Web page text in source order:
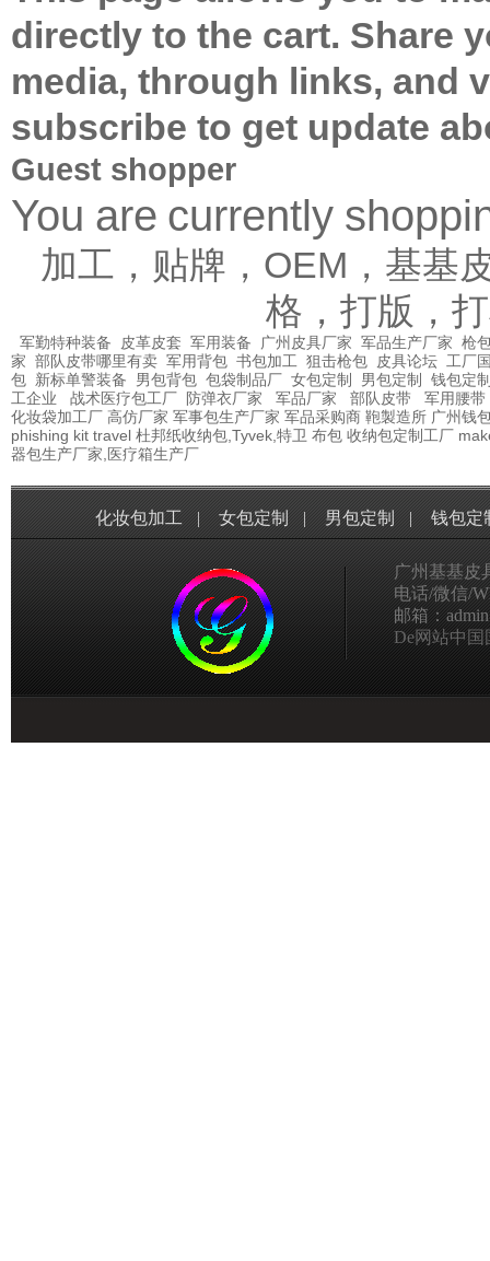
directly to the cart. Share
media, through links, and
subscribe to get update
Guest shopper
You are currently
加工，贴牌，OEM，基基
格，打版，
军勤特种装备 皮革皮套 军用装备 广州皮具厂家 军品生产厂家 枪
家 部队皮带哪里有卖 军用背包 书包加工 狙击枪包 皮具论坛 工厂
包 新标单警装备 男包背包 包袋制品厂 女包定制 男包定制
钱包定
工企业
战术医疗包工厂 防弹衣厂家 军品厂家 部队皮带
军用腰带
化妆袋加工厂 高仿厂家 军事包生产厂家 军品采购商 鞄製造所 广州钱
phishing kit travel 杜邦纸收纳包,Tyvek,特卫 布包 收纳包定制工厂
器包生产厂家,医疗箱生产厂
化妆包加工 | 女包定制 | 男包定制 | 钱包定
广州基基皮
电话/微信/
邮箱：
De网站中国